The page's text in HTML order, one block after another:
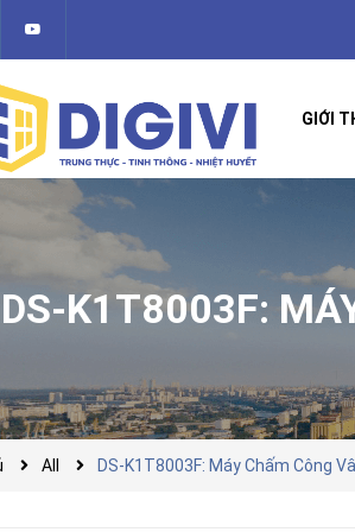
GIỚI
DS-K1T8003F:
All DS-K1T8003F: Máy Chấm Công